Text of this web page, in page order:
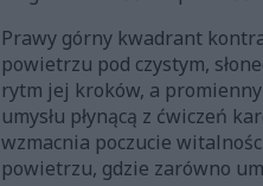
Prawy górny kwadrant
powietrzu pod czystym,
rytm jej kroków, a
umysłu płynącą z ćwiczeń
wzmacnia poczucie
powietrzu, gdzie zarówno